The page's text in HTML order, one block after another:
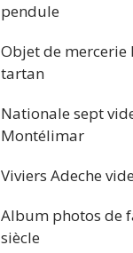
pendule
Objet de
tartan
Nationale sept
Montélimar
Viviers Adeche
Album photos de
siècle